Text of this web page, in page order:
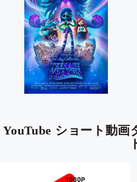
YouTube ショート動画